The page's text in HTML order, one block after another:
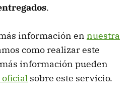
.
información en nuestra
como realizar este
información pueden
oficial sobre este servicio.